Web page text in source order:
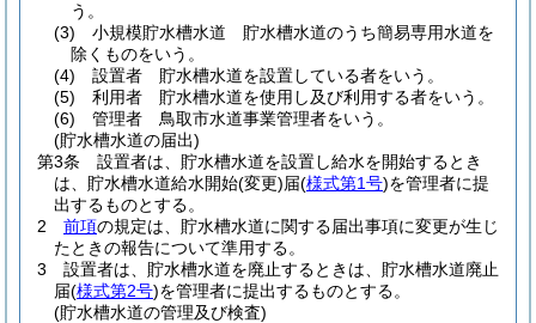
う。
(3)
小規模貯水槽水道 貯水槽水道のうち簡易専用水道を
除くものをいう。
(4)
設置者 貯水槽水道を設置している者をいう。
(5)
利用者 貯水槽水道を使用し及び利用する者をいう。
(6)
管理者 鳥取市水道事業管理者をいう。
(貯水槽水道の届出)
第3条
設置者は、貯水槽水道を設置し給水を開始するとき
は、貯水槽水道給水開始(変更)届(様式第1号)を管理者に提
出するものとする。
2
前項の規定は、貯水槽水道に関する届出事項に変更が生じ
たときの報告について準用する。
3
設置者は、貯水槽水道を廃止するときは、貯水槽水道廃止
届(様式第2号)を管理者に提出するものとする。
(貯水槽水道の管理及び検査)